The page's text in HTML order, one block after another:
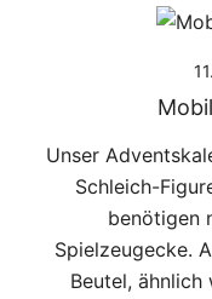
Unser
Schleich-
benötigen
Spielzeugecke.
Beutel,